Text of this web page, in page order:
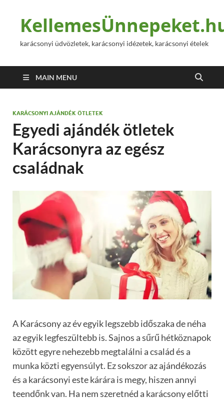
karácsonyi üdvözletek, karácsonyi idézetek, karácsonyi ételek
MAIN MENU
KARÁCSONYI AJÁNDÉK ÖTLETEK
Egyedi ajándék ötletek
Karácsonyra az egész
családnak
A Karácsony az év egyik legszebb időszaka de néha
az egyik legfeszültebb is. Sajnos a sűrű hétköznapok
között egyre nehezebb megtalálni a család és a
munka közti egyensúlyt. Ez sokszor az ajándékozás
és a karácsonyi este kárára is megy, hiszen annyi
teendőnk van. Ha nem szeretnéd a karácsony előtti